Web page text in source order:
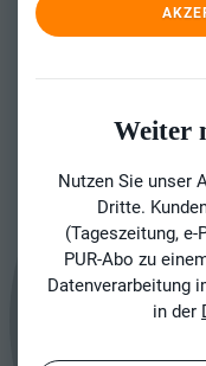
Weiter
Nutzen Sie unser
Dritte.
(Tageszeitung, e-
PUR-Abo zu
Datenverarbeitung
in der